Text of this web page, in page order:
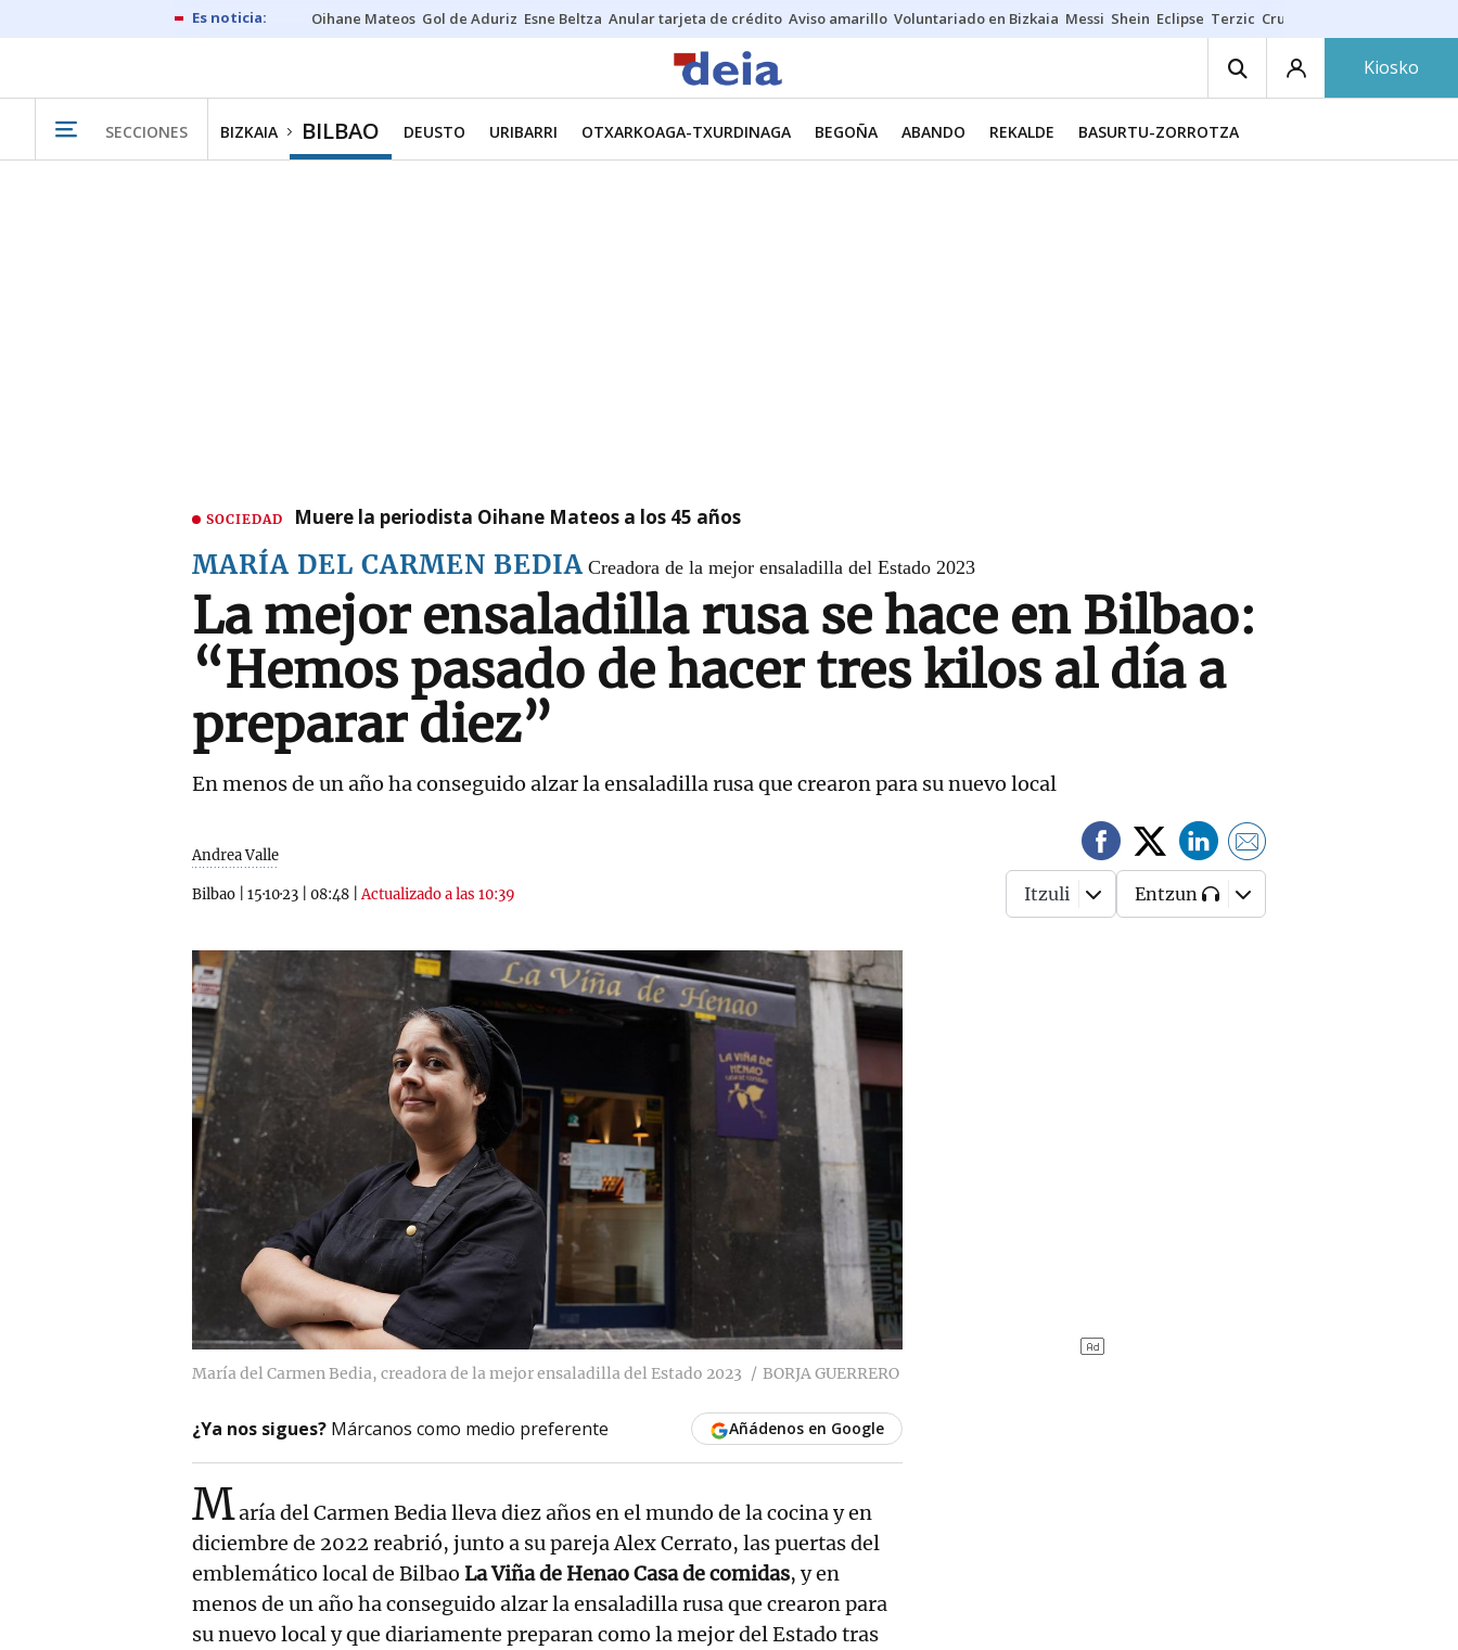
Oihane Mateos Gol de Aduriz Esne Beltza Anular tarjeta de crédito Aviso amarillo Voluntariado en Bizkaia Messi Shein Eclipse Terzic Cruz Gorbeia
Kiosko
SECCIONES BIZKAIA BILBAO DEUSTO URIBARRI OTXARKOAGA-TXURDINAGA BEGOÑA ABANDO REKALDE BASURTU-ZORROTZA
SOCIEDAD Muere la periodista Oihane Mateos a los 45 años
MARÍA DEL CARMEN BEDIA Creadora de la mejor ensaladilla del Estado 2023
La mejor ensaladilla rusa se hace en Bilbao:
“Hemos pasado de hacer tres kilos al día a
preparar diez”
En menos de un año ha conseguido alzar la ensaladilla rusa que crearon para su nuevo local
Andrea Valle
Bilbao 15·10·23 08:48 |Actualizado a las 10:39 Itzuli Entzun
María del Carmen Bedia, creadora de la mejor ensaladilla del Estado 2023 BORJA GUERRERO
¿Ya nos sigues? Márcanos como medio preferente Añádenos en Google
María del Carmen Bedia lleva diez años en el mundo de la cocina y en
diciembre de 2022 reabrió, junto a su pareja Alex Cerrato, las puertas del
emblemático local de Bilbao La Viña de Henao Casa de comidas, y en
menos de un año ha conseguido alzar la ensaladilla rusa que crearon para
su nuevo local y que diariamente preparan como la mejor del Estado tras